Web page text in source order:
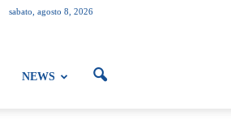
sabato, agosto 8, 2026
NEWS